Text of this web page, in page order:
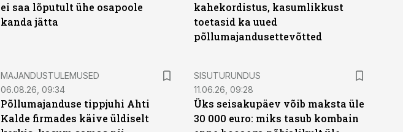
ei saa lõputult ühe osapoole
kanda jätta
kahekordistus, kasumlikkust
toetasid ka uued
põllumajandusettevõtted
MAJANDUSTULEMUSED
06.08.26, 09:34
Põllumajanduse tippjuhi Ahti
Kalde firmades käive üldiselt
ST
SISUTURUNDUS
11.06.26, 09:28
Üks seisakupäev võib maksta üle
30 000 euro: miks tasub kombain